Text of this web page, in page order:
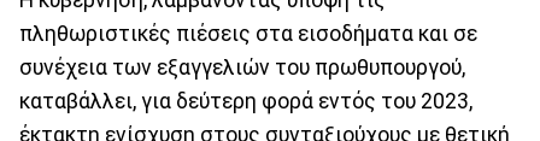
πληθωριστικές πιέσεις στα εισοδήματα και σε
συνέχεια των εξαγγελιών του πρωθυπουργού,
καταβάλλει, για δεύτερη φορά εντός του 2023,
έκτακτη ενίσχυση στους συνταξιούχους με θετική